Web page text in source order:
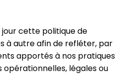
cette politique de
à autre afin de refléter, par
apportés à nos pratiques
opérationnelles, légales ou